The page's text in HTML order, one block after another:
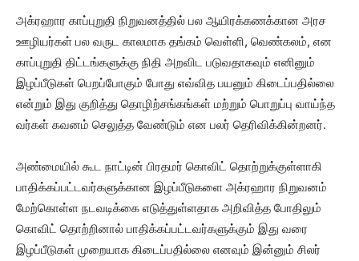
அக்ரஹார காப்புறுதி நிறுவனத்தில் பல ஆயிரக்கணக்கான அரச
ஊழியர்கள் பல வருட காலமாக தங்கம் வெள்ளி, வெண்கலம், என
காப்புறுதி திட்டங்களுக்கு நிதி அறவிட படுவதாகவும் எனினும்
இழப்பீடுகள் பெறப்போகும் போது எவ்வித பயனும் கிடைப்பதில்லை
என்றும் இது குறித்து தொழிற்சங்கங்கள் மற்றும் பொறுப்பு வாய்ந்த
வர்கள் கவனம் செலுத்த வேண்டும் என பலர் தெரிவிக்கின்றனர்.
அண்மையில் கூட நாட்டின் பிரதமர் கொவிட் தொற்றுக்குள்ளாகி
பாதிக்கப்பட்டவர்களுக்கான இழப்பீடுகளை அக்ரஹார நிறுவனம்
மேற்கொள்ள நடவடிக்கை எடுத்துள்ளதாக அறிவித்த போதிலும்
கொவிட் தொற்றினால் பாதிக்கப்பட்டவர்களுக்கும் இது வரை
இழப்பீடுகள் முறையாக கிடைப்பதில்லை எனவும் இன்னும் சிலர்